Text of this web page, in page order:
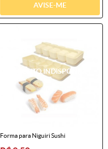
AVISE-ME
Forma para Niguiri Sushi